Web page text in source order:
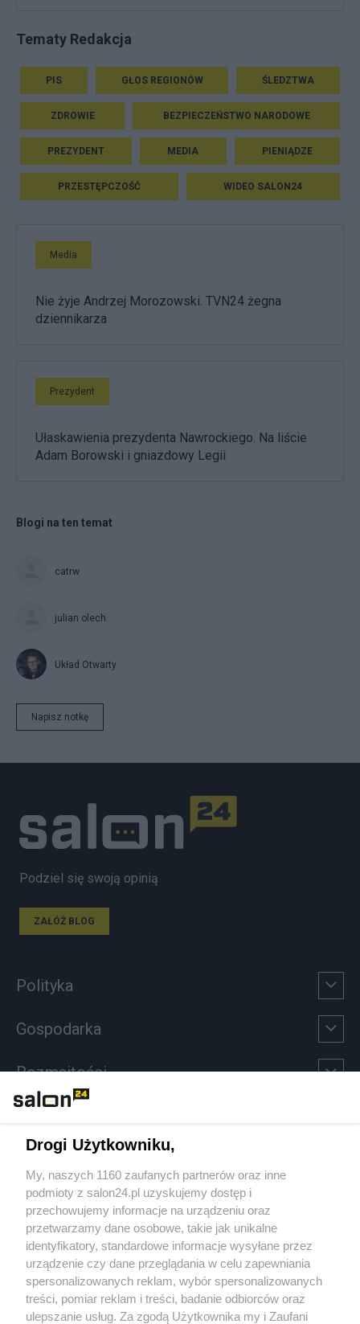
Tematy Redakcja
PIS GŁOS REGIONÓW ŚLEDZTWA
ZDROWIE BEZPIECZEŃSTWO NARODOWE
PREZYDENT MEDIA PIENIĄDZE
PRZESTĘPCZOŚĆ WIDEO SALON24
Media
Nie żyje Andrzej Morozowski. TVN24 żegna
dziennikarza
Prezydent
Ułaskawienia prezydenta Nawrockiego. Na liście
Adam Borowski i gniazdowy Legii
Blogi na ten temat
catrw
julian olech
Układ Otwarty
Napisz notkę
Podziel się swoją opinią
ZAŁÓŻ BLOG
Polityka
Gospodarka
Rozmaitości
Sport
Społeczeństwo
Kultura
Drogi Użytkowniku,
My, naszych 1160 zaufanych partnerów oraz inne
podmioty z salon24.pl uzyskujemy dostęp i
przechowujemy informacje na urządzeniu oraz
przetwarzamy dane osobowe, takie jak unikalne
identyfikatory, standardowe informacje wysyłane przez
urządzenie czy dane przeglądania w celu zapewniania
spersonalizowanych reklam, wybór spersonalizowanych
treści, pomiar reklam i treści, badanie odbiorców oraz
ulepszanie usług. Za zgodą Użytkownika my i Zaufani